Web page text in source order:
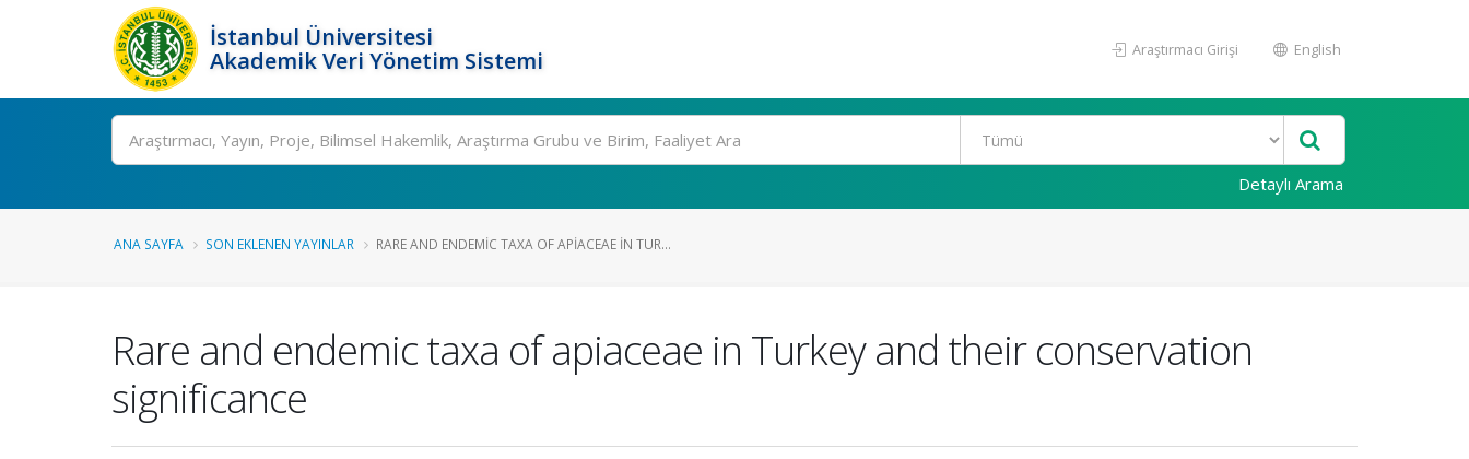
İstanbul Üniversitesi
Akademik Veri Yönetim Sistemi
Araştırmacı Girişi English
Ara
Detaylı Arama
ANA SAYFA SON EKLENEN YAYINLAR RARE AND ENDEMIC TAXA OF APIACEAE IN TUR...
Rare and endemic taxa of apiaceae in Turkey and their conservation
significance